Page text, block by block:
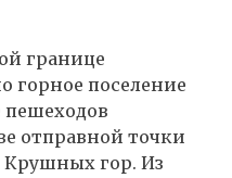
границе
горное поселение
отправной точки
Крушных гор. Из